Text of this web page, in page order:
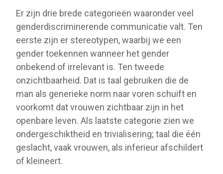
Er zijn drie brede categorieën waaronder veel
genderdiscriminerende communicatie valt. Ten
eerste zijn er stereotypen, waarbij we een
gender toekennen wanneer het gender
onbekend of irrelevant is. Ten tweede
onzichtbaarheid. Dat is taal gebruiken die de
man als generieke norm naar voren schuift en
voorkomt dat vrouwen zichtbaar zijn in het
openbare leven. Als laatste categorie zien we
ondergeschiktheid en trivialisering; taal die één
geslacht, vaak vrouwen, als inferieur afschildert
of kleineert.